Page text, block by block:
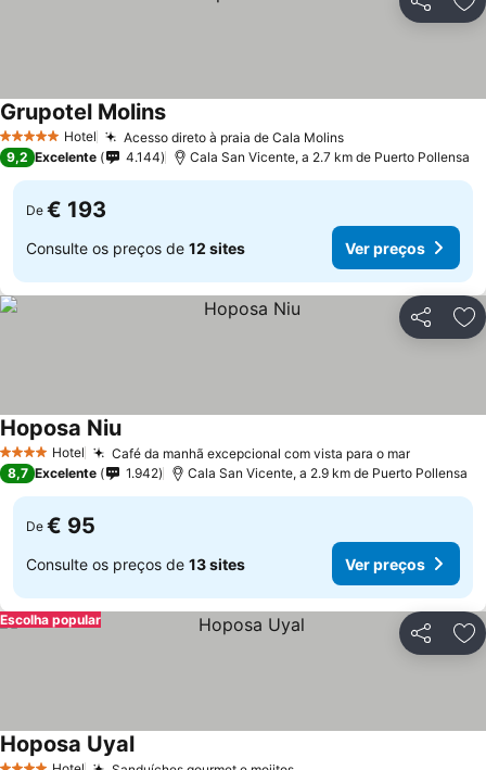
Partilhar
5 Estrelas Hotel Acesso direto à praia de Cala Molins
Grupotel Molins
9,2 Excelente 4.144 Cala San Vicente, a 2.7 km de Puerto Pollensa
De € 193
Consulte os preços de 12 sites Ver preços
Partilhar
4 EstrelasHotel Café da manhã excepcional com vista para o mar
Hoposa Niu
8,7 Excelente 1.942 Cala San Vicente, a 2.9 km de Puerto Pollensa
De € 95
Consulte os preços de 13 sites Ver preços
Partilhar
Escolha popular
Hoposa Uyal